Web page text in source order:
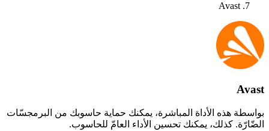
Avast
Avast
بواسطة هذه الأداة المباشرة، يمكنك حماية حاسوبك من البرمجسّات
الضّارّة. كذلك، يمكنك تحسين الأداء العامّ للحاسوب.